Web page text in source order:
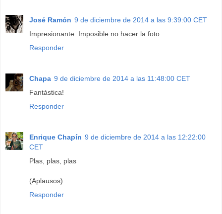
José Ramón 9 de diciembre de 2014 a las 9:39:00 CET
Impresionante. Imposible no hacer la foto.
Responder
Chapa 9 de diciembre de 2014 a las 11:48:00 CET
Fantástica!
Responder
Enrique Chapín 9 de diciembre de 2014 a las 12:22:00
CET
Plas, plas, plas
(Aplausos)
Responder